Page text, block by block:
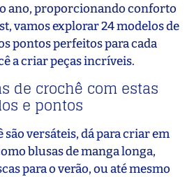
ano, proporcionando conforto
vamos explorar 24 modelos de
pontos perfeitos para cada
a criar peças incríveis.
de crochê com estas
e pontos
são versáteis, dá para criar em
blusas de manga longa,
para o verão, ou até mesmo